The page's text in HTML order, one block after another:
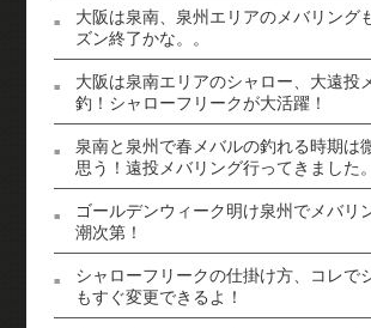
大阪は泉南、泉州エリアのメバリング
ズン終了かな。。
大阪は泉南エリアのシャロー、大遠投
釣！シャローフリークが大活躍！
泉南と泉州で春メバルの釣れる時期は
思う！遠投メバリング行ってきました。
ゴールデンウィーク明け泉州でメバリ
潮次第！
シャローフリークの仕掛け方、コレで
もすぐ変更できるよ！